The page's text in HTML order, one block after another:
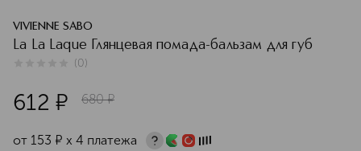
VIVIENNE SABO
La La Laque Глянцевая помада-бальзам для губ
(0)
612 ¤ 680 ¤
от 153 ¤ х 4 платежа